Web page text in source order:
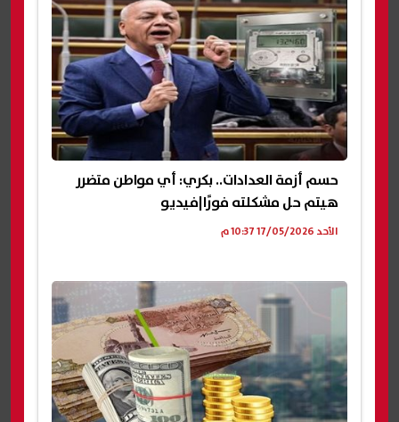
حسم أزمة العدادات.. بكري: أي مواطن متضرر
هيتم حل مشكلته فورًا|فيديو
الأحد 17/05/2026 10:37 م